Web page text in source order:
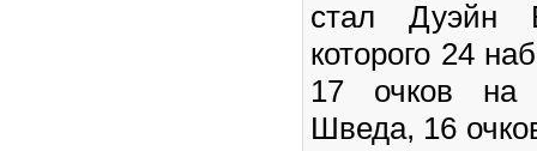
стал Дуэйн
которого 24
17 очков на
Шведа, 16